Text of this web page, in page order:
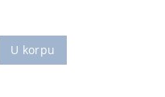
U korpu